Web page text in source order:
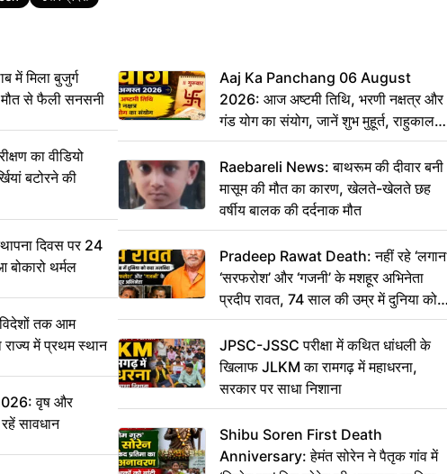
मिला बुजुर्ग
मौत से फैली सनसनी
का वीडियो
बटोरने की
दिवस पर 24
थर्मल
तक आम
राज्य में प्रथम स्थान
वृष और
सावधान
Aaj Ka Panchang 06 August
2026: आज अष्टमी तिथि, भरणी नक्षत्र और
गंड योग का संयोग, जानें शुभ मुहूर्त, राहुकाल
और दिनभर का पंचांग
Raebareli News: बाथरूम की दीवार बनी
मासूम की मौत का कारण, खेलते-खेलते छह
वर्षीय बालक की दर्दनाक मौत
Pradeep Rawat Death: नहीं रहे
‘सरफरोश’ और ‘गजनी’ के मशहूर अभिनेता
प्रदीप रावत, 74 साल की उम्र में दुनिया को
कहा अलविदा
JPSC-JSSC परीक्षा में कथित धांधली के
खिलाफ JLKM का रामगढ़ में महाधरना,
सरकार पर साधा निशाना
Shibu Soren First Death
Anniversary: हेमंत सोरेन ने पैतृक गांव में